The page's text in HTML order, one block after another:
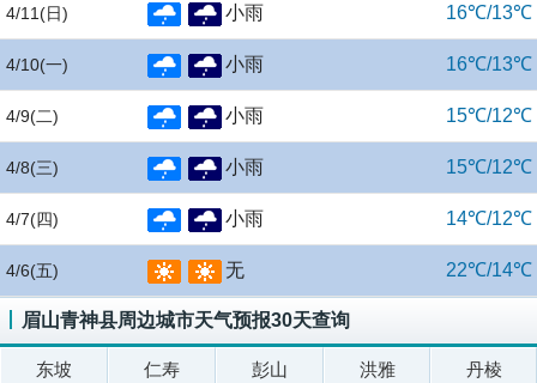
4/11 (日) 小雨 16℃/13℃
4/10(一) 小雨 16℃/13℃
4/9(二) 小雨 15℃/12℃
4/8(三) 小雨 15℃/12℃
4/7(四) 小雨 14℃/12℃
4/6(五) 无 22℃/14℃
眉山青神县周边城市天气预报30天查询
东坡 仁寿 彭山 洪雅 丹棱